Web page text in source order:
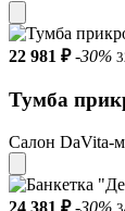
22 981 ₽ -30%
Тумба
Салон DaVita-
24 381 ₽ -30%